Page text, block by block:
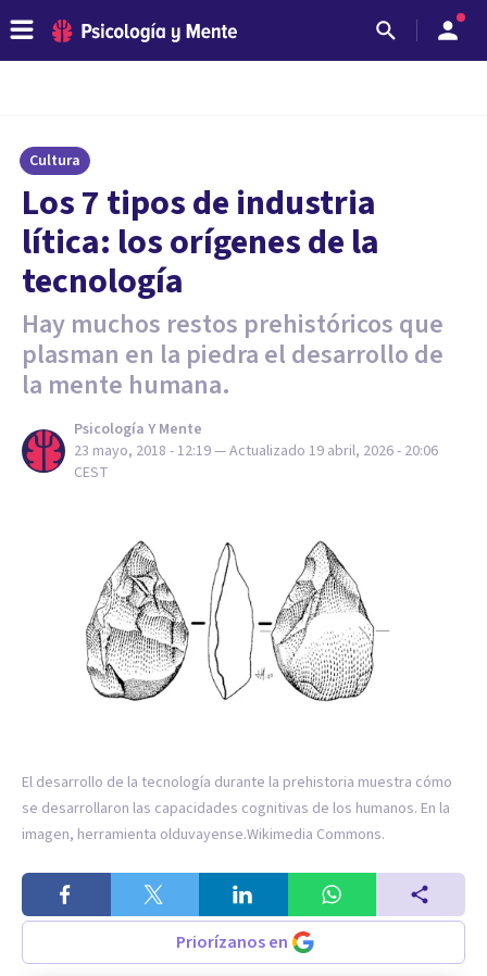
Cultura
Los 7 tipos de industria
lítica: los orígenes de la
tecnología
Hay muchos restos prehistóricos que
plasman en la piedra el desarrollo de
la mente humana.
Psicología Y Mente
23 mayo, 2018 - 12:19— Actualizado 19 abril, 2026 - 20:06
CEST
El desarrollo de la tecnología durante la prehistoria muestra cómo
se desarrollaron las capacidades cognitivas de los humanos. En la
imagen, herramienta olduvayense.Wikimedia Commons.
Priorízanos en